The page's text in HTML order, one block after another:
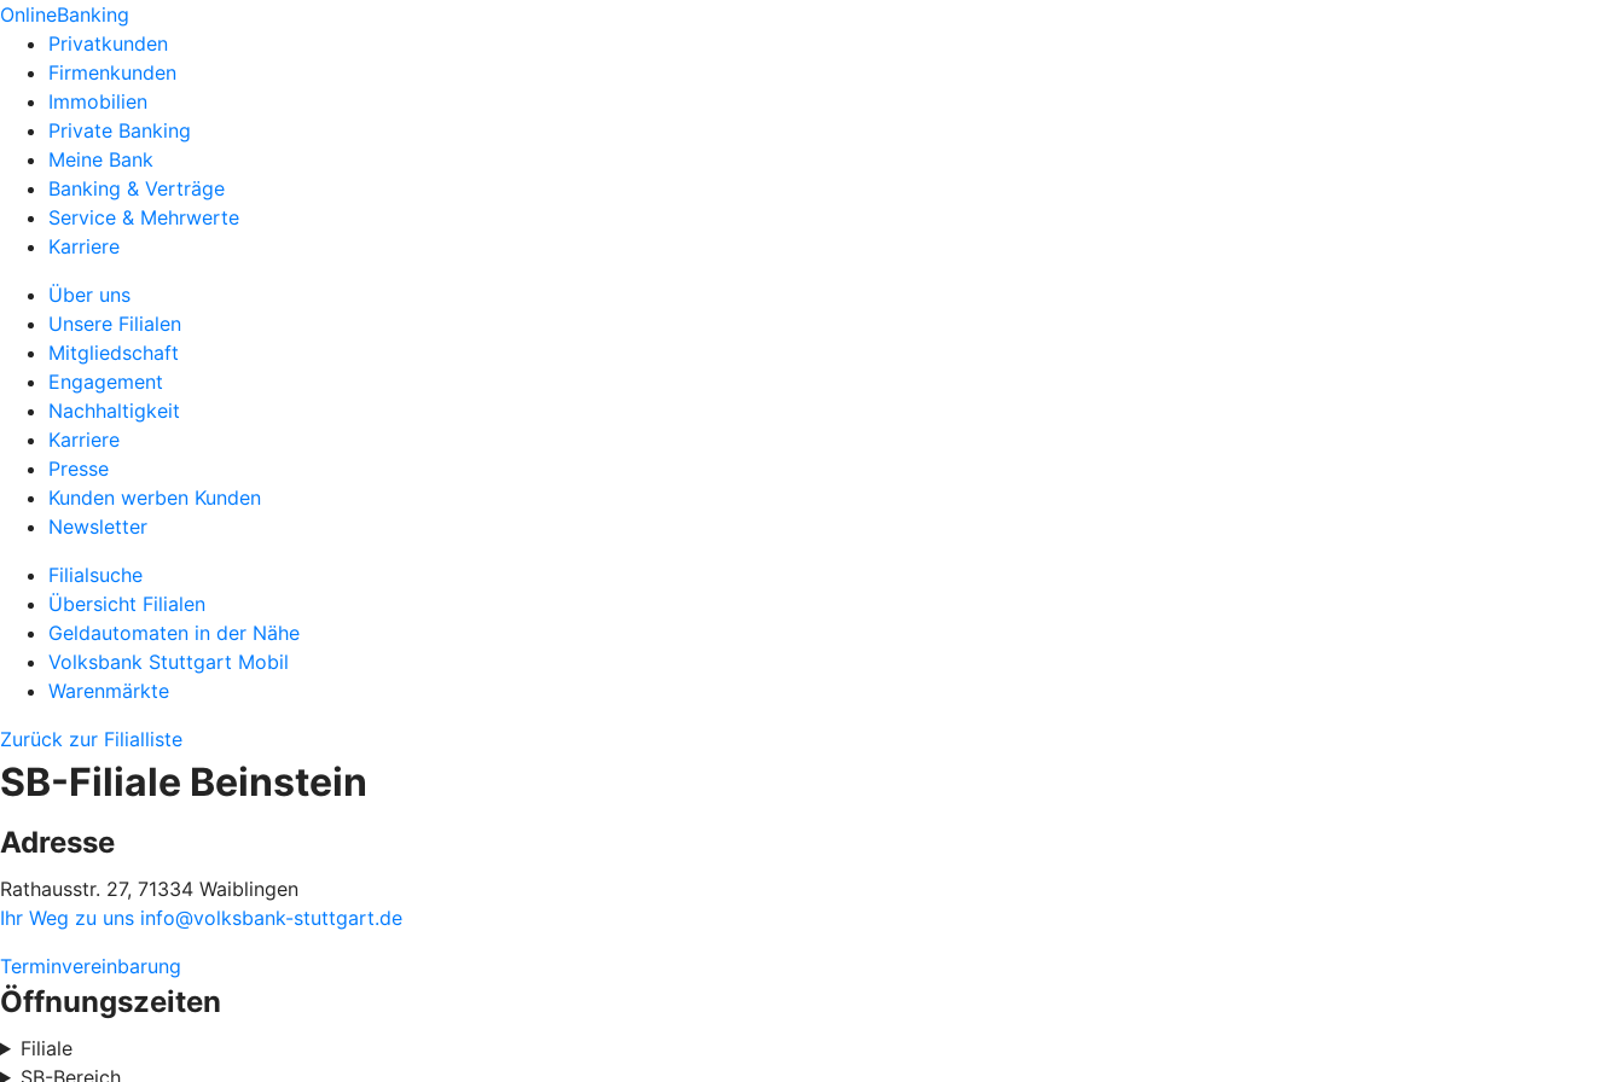
OnlineBanking
Privatkunden
Firmenkunden
Immobilien
Private Banking
Meine Bank
Banking & Verträge
Service & Mehrwerte
Karriere
Über uns
Unsere Filialen
Mitgliedschaft
Engagement
Nachhaltigkeit
Karriere
Presse
Kunden werben Kunden
Newsletter
Filialsuche
Übersicht Filialen
Geldautomaten in der Nähe
Volksbank Stuttgart Mobil
Warenmärkte
Zurück zur Filialliste
SB-Filiale Beinstein
Adresse
Rathausstr. 27, 71334 Waiblingen
Ihr Weg zu uns info@volksbank-stuttgart.de
Terminvereinbarung
Öffnungszeiten
Filiale
SB-Bereich